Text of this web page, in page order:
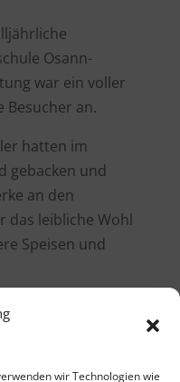
wir Technologien wie
Osann-
war ein voller
Besucher an.
hatten im
gebacken und
an den
das leibliche Wohl
Speisen und
bei